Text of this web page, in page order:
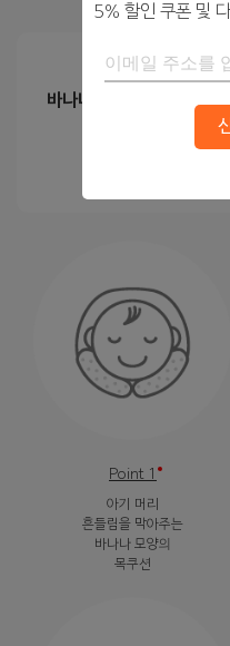
아기 머리 흔들
바나나 목쿠션 유모차 라
Point 1
아기 머리
흔들림을 막아주는
바나나 모양의
목쿠션
5% 할인 쿠폰 및